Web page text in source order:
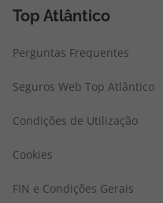
Top Atlântico
Perguntas Frequentes
Seguros Web Top Atlântico
Condições de Utilização
Cookies
FIN e Condições Gerais